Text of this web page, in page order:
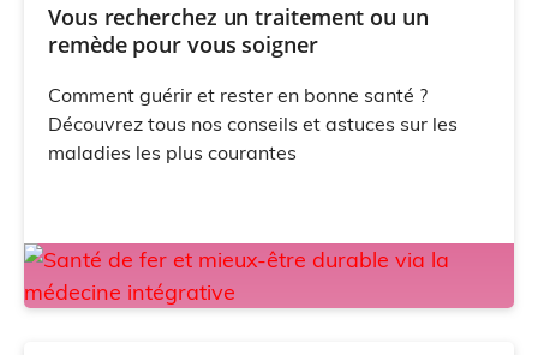
Vous recherchez un traitement ou un
remède pour vous soigner
Comment guérir et rester en bonne santé ?
Découvrez tous nos conseils et astuces sur les
maladies les plus courantes